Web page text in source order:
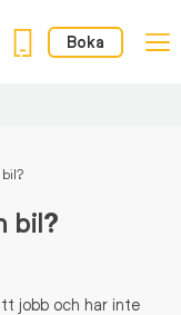
Boka
bil?
bil?
jobb och har inte